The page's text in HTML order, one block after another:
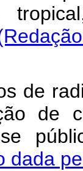
de
de
dada